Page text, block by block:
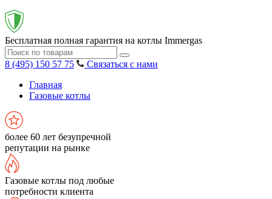
Бесплатная полная гарантия на котлы Immergas
8 (495) 150 57 75
Связаться с нами
Главная
Газовые котлы
более 60 лет безупречной
репутации на рынке
Газовые котлы под любые
потребности клиента